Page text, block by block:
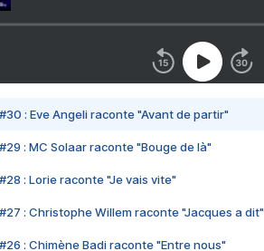
#30 : Eve Angeli raconte "Avant de partir"
#29 : MC Solaar raconte "Bouge de là"
#28 : Lorie raconte "Je vais vite"
#27 : Christophe Willem raconte "Jacques a dit"
#26 : Chimène Badi raconte "Entre nous"